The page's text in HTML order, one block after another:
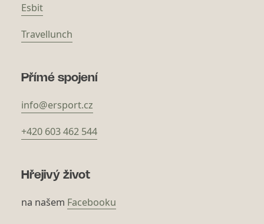
Esbit
Travellunch
Přímé spojení
info@ersport.cz
+420 603 462 544
Hřejivý život
na našem Facebooku